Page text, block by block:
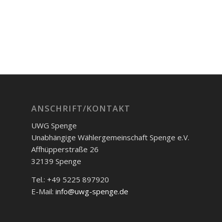
ANSCHRIFT/KONTAKT
UWG Spenge
Unabhängige Wählergemeinschaft Spenge e.V.
Affhüpperstraße 26
32139 Spenge
Tel.: +49 5225 897920
E-Mail:info@uwg-spenge.de